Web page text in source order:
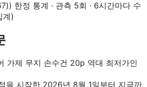
) 한정 통계 · 관측 5회 · 6시간마다 수
계)
가제 무지 손수건 20p 역대 최저가인
을 시작한 2026년 8월 1일부터 지금까